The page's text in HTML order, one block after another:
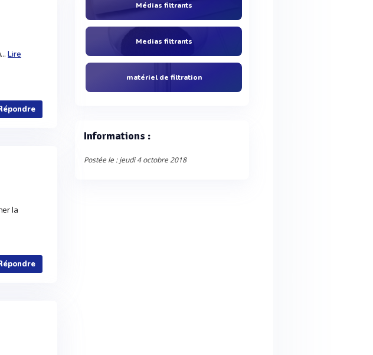
Lire
la
Médias filtrants
Medias filtrants
matériel de filtration
Informations :
Postée le : jeudi 4 octobre 2018